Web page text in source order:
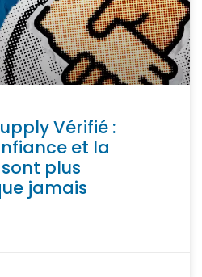
Vérifié :
et la
plus
jamais